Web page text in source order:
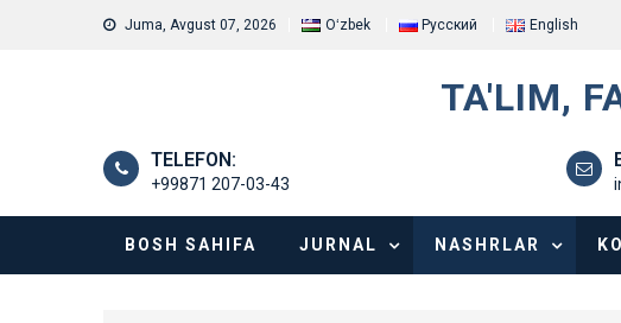
Juma, Avgust 07, 2026 Oʻzbek Русский English
TA'LIM,
TELEFON:
+99871 207-03-43
BOSH SAHIFA JURNAL NASHRLAR